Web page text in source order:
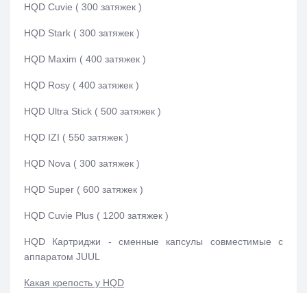
HQD Cuvie ( 300 затяжек )
HQD Stark ( 300 затяжек )
HQD Maxim ( 400 затяжек )
HQD Rosy ( 400 затяжек )
HQD Ultra Stick ( 500 затяжек )
HQD IZI ( 550 затяжек )
HQD Nova ( 300 затяжек )
HQD Super ( 600 затяжек )
HQD Cuvie Plus ( 1200 затяжек )
HQD Картриджи - сменные капсулы совместимые с
аппаратом JUUL
Какая крепость у HQD